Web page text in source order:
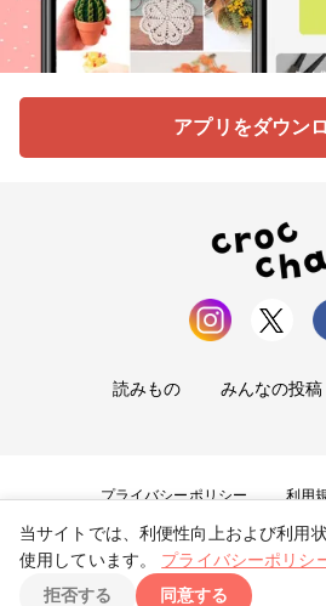
アプリをダウン
読みもの みんなの投稿
プライバシーポリシー 利用
お問い合わせ
Copyright ©2026tryangle Co., Ltd.
当サイトでは、利便性向上および利用
使用しています。
プライバシーポリシ
拒否する
同意する